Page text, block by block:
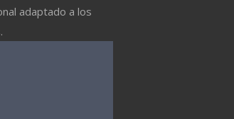
adaptado a los